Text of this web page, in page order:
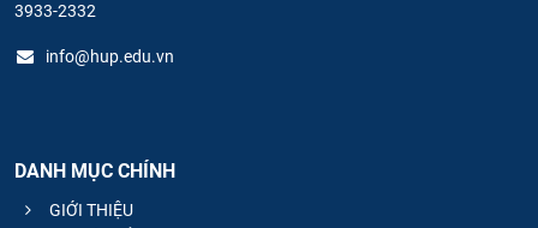
3933-2332
info@hup.edu.vn
DANH MỤC CHÍNH
GIỚI THIỆU